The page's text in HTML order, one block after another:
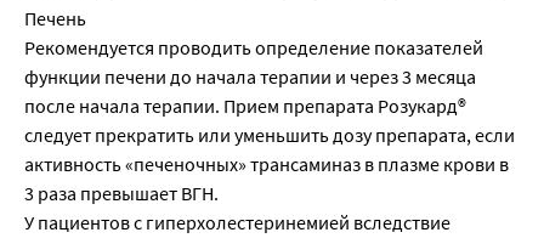
Печень
Рекомендуется проводить определение показателей
функции печени до начала терапии и через 3 месяца
после начала терапии. Прием препарата Розукард®
следует прекратить или уменьшить дозу препарата, если
активность «печеночных» трансаминаз в плазме крови в
3 раза превышает ВГН.
У пациентов с гиперхолестеринемией вследствие